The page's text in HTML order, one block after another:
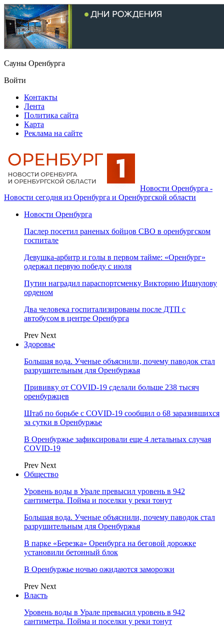
Сауны Оренбурга
Войти
Контакты
Лента
Политика сайта
Карта
Реклама на сайте
Новости Оренбурга -
Новости сегодня из Оренбурга и Оренбургской области
Новости Оренбурга
Паслер посетил раненых бойцов СВО в оренбургском
госпитале
Девушка-арбитр и голы в первом тайме: «Оренбург»
одержал первую победу с июля
Путин наградил параспортсменку Викторию Ищиулову
орденом
Два человека госпитализированы после ДТП с
автобусом в центре Оренбурга
Prev Next
Здоровье
Большая вода. Ученые объяснили, почему паводок стал
разрушительным для Оренбуржья
Прививку от COVID-19 сделали больше 238 тысяч
оренбуржцев
Штаб по борьбе с СOVID-19 сообщил о 68 заразившихся
за сутки в Оренбуржье
В Оренбуржье зафиксировали еще 4 летальных случая
COVID-19
Prev Next
Общество
Уровень воды в Урале превысил уровень в 942
сантиметра. Пойма и поселки у реки тонут
Большая вода. Ученые объяснили, почему паводок стал
разрушительным для Оренбуржья
В парке «Березка» Оренбурга на беговой дорожке
установили бетонный блок
В Оренбуржье ночью ожидаются заморозки
Prev Next
Власть
Уровень воды в Урале превысил уровень в 942
сантиметра. Пойма и поселки у реки тонут